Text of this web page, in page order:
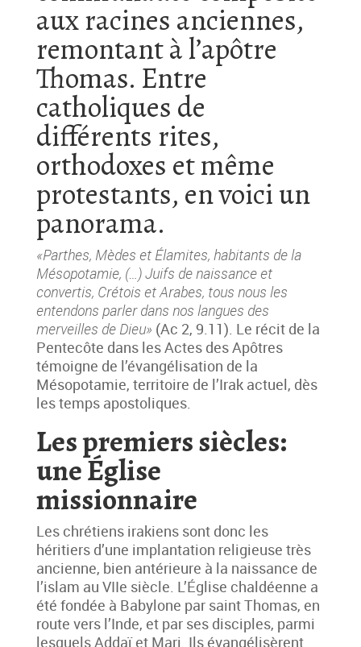
aux racines anciennes,
remontant à l’apôtre
Thomas. Entre
catholiques de
différents rites,
orthodoxes et même
protestants, en voici un
panorama.
«Parthes, Mèdes et Élamites, habitants de la
Mésopotamie, (…) Juifs de naissance et
convertis, Crétois et Arabes, tous nous les
entendons parler dans nos langues des
merveilles de Dieu» (Ac 2, 9.11). Le récit de la
Pentecôte dans les Actes des Apôtres
témoigne de l’évangélisation de la
Mésopotamie, territoire de l’Irak actuel, dès
les temps apostoliques.
Les premiers siècles:
une Église
missionnaire
Les chrétiens irakiens sont donc les
héritiers d’une implantation religieuse très
ancienne, bien antérieure à la naissance de
l’islam au VIIe siècle. L’Église chaldéenne a
été fondée à Babylone par saint Thomas, en
route vers l’Inde, et par ses disciples, parmi
lesquels Addaï et Mari. Ils évangélisèrent